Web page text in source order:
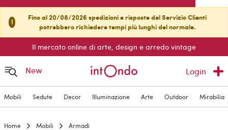
!
Fino al 20/08/2026 spedizioni e risposte del Servizio Clienti
potrebbero richiedere tempi più lunghi del normale.
Il mercato online di arte, design e arredo vintage
New Login
Mobili Sedute Decor Illuminazione Arte Outdoor Mirabilia
Home Mobili Armadi